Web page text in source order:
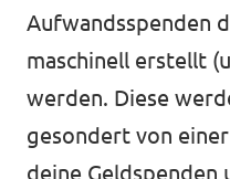
Aufwandsspenden
maschinell erstellt
werden. Diese
gesondert von
deine Geldspenden